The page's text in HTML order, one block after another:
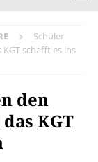
Schüler
schafft es ins
den
KGT